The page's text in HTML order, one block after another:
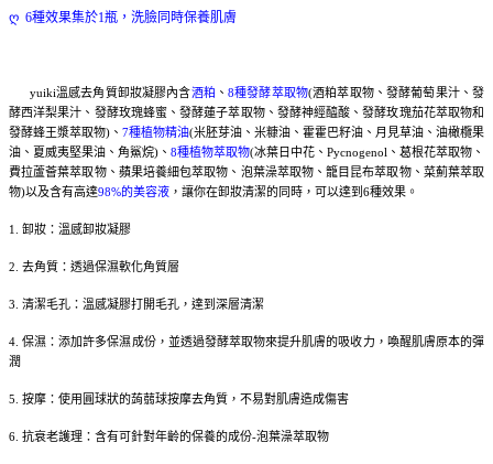
ღ 6種效果集於1瓶，洗臉同時保養肌膚
yuiki溫感去角質卸妝凝膠內含酒粕 、8種發酵萃取物(酒粕萃取物、發酵葡萄果汁、發
酵西洋梨果汁、發酵玫瑰蜂蜜、發酵蓮子萃取物、發酵神經醯酸、發酵玫瑰茄花萃取物和
發酵蜂王漿萃取物)、 7種植物精油(米胚芽油、米糠油、霍霍巴籽油、月見草油、油橄欖果
油、夏威夷堅果油、角鯊烷)、 8種植物萃取物(冰葉日中花、Pycnogenol、葛根花萃取物、
費拉蘆薈葉萃取物、蘋果培養細包萃取物、泡葉澡萃取物、籠目昆布萃取物、菜薊葉萃取
物)以及含有高達98%的美容液 ，讓你在卸妝清潔的同時，可以達到6種效果。
1. 卸妝：溫感卸妝凝膠
2. 去角質：透過保濕軟化角質層
3. 清潔毛孔：溫感凝膠打開毛孔，達到深層清潔
4. 保濕：添加許多保濕成份，並透過發酵萃取物來提升肌膚的吸收力，喚醒肌膚原本的彈
潤
5. 按摩：使用圓球狀的蒟蒻球按摩去角質，不易對肌膚造成傷害
6. 抗衰老護理：含有可針對年齡的保養的成份-泡葉澡萃取物